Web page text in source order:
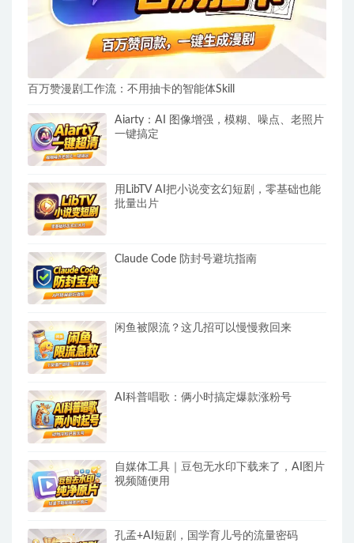
百万赞漫剧工作流：不用抽卡的智能体Skill
Aiarty：AI 图像增强，模糊、噪点、老照片
一键搞定
用LibTV AI把小说变玄幻短剧，零基础也能
批量出片
Claude Code 防封号避坑指南
闲鱼被限流？这几招可以慢慢救回来
AI科普唱歌：俩小时搞定爆款涨粉号
自媒体工具｜豆包无水印下载来了，AI图片
视频随便用
孔孟+AI短剧，国学育儿号的流量密码